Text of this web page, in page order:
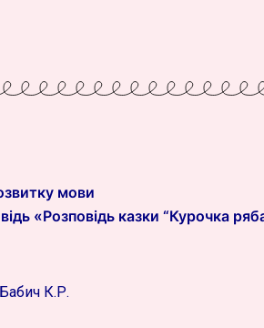
мови
«Розповідь казки “Курочка
К.Р.